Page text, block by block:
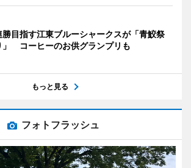
勝目指す江東ブルーシャークスが「青鮫祭
」 コーヒーのお供グランプリも
もっと見る
フォトフラッシュ